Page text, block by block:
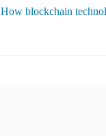
How blockchain